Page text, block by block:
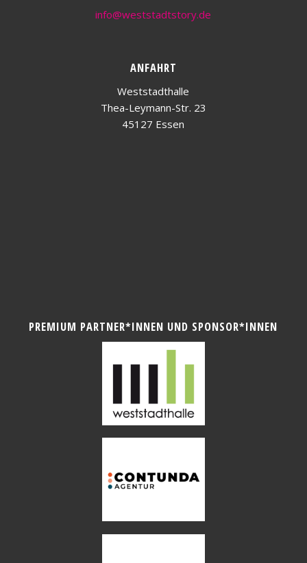
info@weststadtstory.de
ANFAHRT
Weststadthalle
Thea-Leymann-Str. 23
45127 Essen
PREMIUM PARTNER*INNEN UND SPONSOR*INNEN